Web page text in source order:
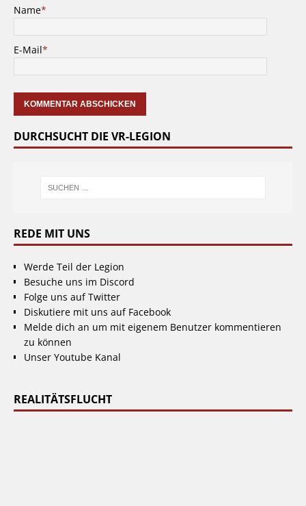
Name*
E-Mail*
DURCHSUCHT DIE VR-LEGION
REDE MIT UNS
Werde Teil der Legion
Besuche uns im Discord
Folge uns auf Twitter
Diskutiere mit uns auf Facebook
Melde dich an um mit eigenem Benutzer kommentieren
zu können
Unser Youtube Kanal
REALITÄTSFLUCHT